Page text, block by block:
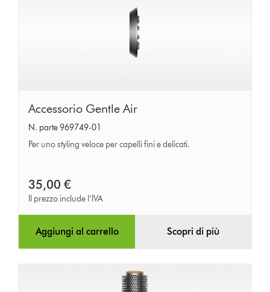
Accessorio
Gentle
Air
Accessorio Gentle Air
N. parte 969749-01
Per uno styling veloce per capelli fini e delicati.
35,00 €
Il prezzo include l’IVA
Aggiungi al carrello Scopri di più